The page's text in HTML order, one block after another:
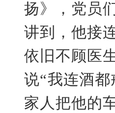
扬》， 党员
讲到，他接
依旧不顾医
说“我连酒
家人把他的